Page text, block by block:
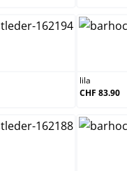
lila
CHF 83.90